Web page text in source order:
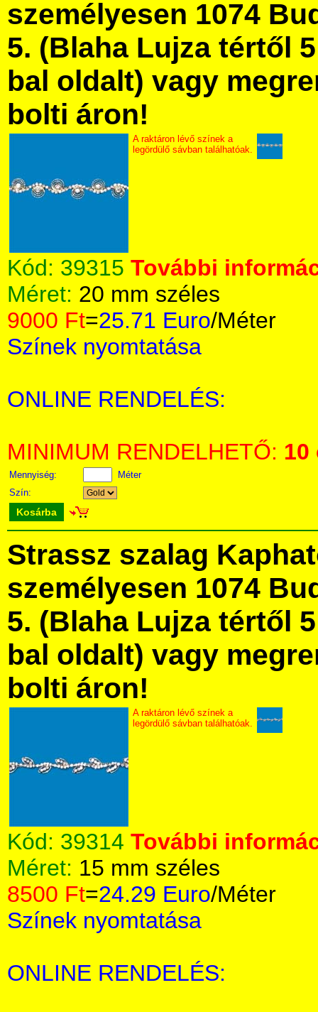
személyesen 1074
5. (Blaha Lujza tértől
bal oldalt) vagy
bolti áron!
A raktáron lévő színek a
legördülő sávban találhatóak.
Kód: 39315 További
Méret: 20 mm széles
9000 Ft=25.71 Euro/Méter
Színek nyomtatása
ONLINE RENDELÉS:
MINIMUM RENDELHETŐ: 10
Mennyiség:
Méter
Szín:
Kosárba
Strassz szalag
személyesen 1074
5. (Blaha Lujza tértől
bal oldalt) vagy
bolti áron!
A raktáron lévő színek a
legördülő sávban találhatóak.
Kód: 39314 További
Méret: 15 mm széles
8500 Ft=24.29 Euro/Méter
Színek nyomtatása
ONLINE RENDELÉS: